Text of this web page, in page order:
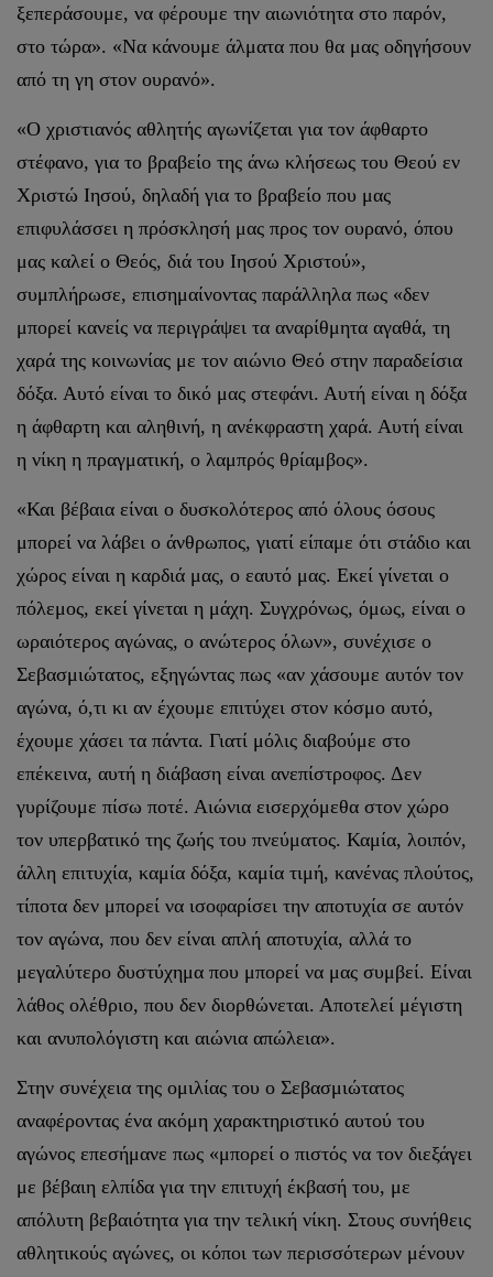
ξεπεράσουμε, να φέρουμε την αιωνιότητα στο παρόν,
στο τώρα». «Να κάνουμε άλματα που θα μας οδηγήσουν
από τη γη στον ουρανό».
«Ο χριστιανός αθλητής αγωνίζεται για τον άφθαρτο
στέφανο, για το βραβείο της άνω κλήσεως του Θεού εν
Χριστώ Ιησού, δηλαδή για το βραβείο που μας
επιφυλάσσει η πρόσκλησή μας προς τον ουρανό, όπου
μας καλεί ο Θεός, διά του Ιησού Χριστού»,
συμπλήρωσε, επισημαίνοντας παράλληλα πως «δεν
μπορεί κανείς να περιγράψει τα αναρίθμητα αγαθά, τη
χαρά της κοινωνίας με τον αιώνιο Θεό στην παραδείσια
δόξα. Αυτό είναι το δικό μας στεφάνι. Αυτή είναι η δόξα
η άφθαρτη και αληθινή, η ανέκφραστη χαρά. Αυτή είναι
η νίκη η πραγματική, ο λαμπρός θρίαμβος».
«Και βέβαια είναι ο δυσκολότερος από όλους όσους
μπορεί να λάβει ο άνθρωπος, γιατί είπαμε ότι στάδιο και
χώρος είναι η καρδιά μας, ο εαυτό μας. Εκεί γίνεται ο
πόλεμος, εκεί γίνεται η μάχη. Συγχρόνως, όμως, είναι ο
ωραιότερος αγώνας, ο ανώτερος όλων», συνέχισε ο
Σεβασμιώτατος, εξηγώντας πως «αν χάσουμε αυτόν τον
αγώνα, ό,τι κι αν έχουμε επιτύχει στον κόσμο αυτό,
έχουμε χάσει τα πάντα. Γιατί μόλις διαβούμε στο
επέκεινα, αυτή η διάβαση είναι ανεπίστροφος. Δεν
γυρίζουμε πίσω ποτέ. Αιώνια εισερχόμεθα στον χώρο
τον υπερβατικό της ζωής του πνεύματος. Καμία, λοιπόν,
άλλη επιτυχία, καμία δόξα, καμία τιμή, κανένας πλούτος,
τίποτα δεν μπορεί να ισοφαρίσει την αποτυχία σε αυτόν
τον αγώνα, που δεν είναι απλή αποτυχία, αλλά το
μεγαλύτερο δυστύχημα που μπορεί να μας συμβεί. Είναι
λάθος ολέθριο, που δεν διορθώνεται. Αποτελεί μέγιστη
και ανυπολόγιστη και αιώνια απώλεια».
Στην συνέχεια της ομιλίας του ο Σεβασμιώτατος
αναφέροντας ένα ακόμη χαρακτηριστικό αυτού του
αγώνος επεσήμανε πως «μπορεί ο πιστός να τον διεξάγει
με βέβαιη ελπίδα για την επιτυχή έκβασή του, με
απόλυτη βεβαιότητα για την τελική νίκη. Στους συνήθεις
αθλητικούς αγώνες, οι κόποι των περισσότερων μένουν